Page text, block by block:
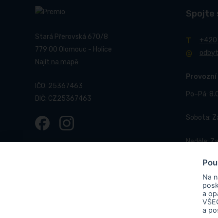
Stará Přerovská 670/8
779 00 Olomouc - Holice
Najít na mapě
IČO: 25367463
DIČ: CZ25367463
Spojte
+420
Provozní
Po–Pá:
Sobota:
Neděle:
Webové stránky
Na
a
a